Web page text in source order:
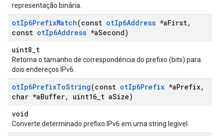
representação binária.
otIp6PrefixMatch(const otIp6Address *aFirst,
const otIp6Address *aSecond)
uint8_t
Retorna o tamanho de correspondência do prefixo (bits) para
dois endereços IPv6.
otIp6PrefixToString(const otIp6Prefix *aPrefix,
char *aBuffer, uint16 t aSize)
void
Converte determinado prefixo IPv6 em uma string legível.